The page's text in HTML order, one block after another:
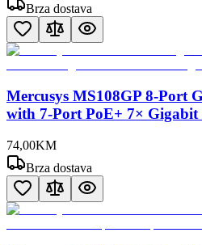
Brza dostava
Mercusys MS108GP 8-Port
with 7-Port PoE+ 7×
74,00KM
Brza dostava